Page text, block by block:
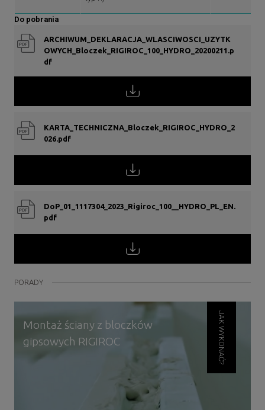
Do pobrania
ARCHIWUM_DEKLARACJA_WLASCIWOSCI_UZYTK
OWYCH_Bloczek_RIGIROC_100_HYDRO_20200211.p
df
KARTA_TECHNICZNA_Bloczek_RIGIROC_HYDRO_2
026.pdf
DoP_01_1117304_2023_Rigiroc_100__HYDRO_PL_EN.
pdf
PORADY
Montaż ściany z bloczków
gipsowych RIGIROC
JAK WYKONAĆ?